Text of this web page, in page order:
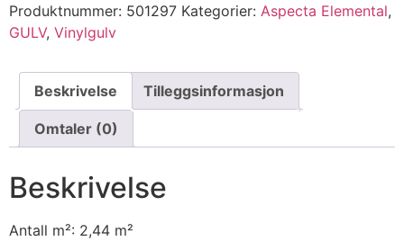
Produktnummer: 501297 Kategorier: Aspecta Elemental,
GULV, Vinylgulv
Beskrivelse Tilleggsinformasjon
Omtaler (0)
Beskrivelse
Antall m²: 2,44 m²